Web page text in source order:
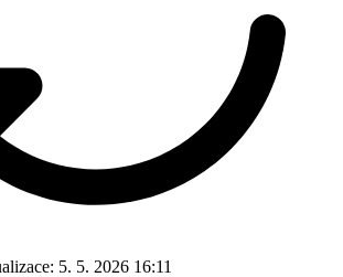
5. 5. 2026 16:11